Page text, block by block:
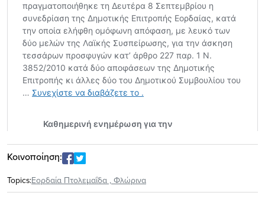
Κοινοποίηση:
Topics:Εορδαία Πτολεμαΐδα , Φλώρινα